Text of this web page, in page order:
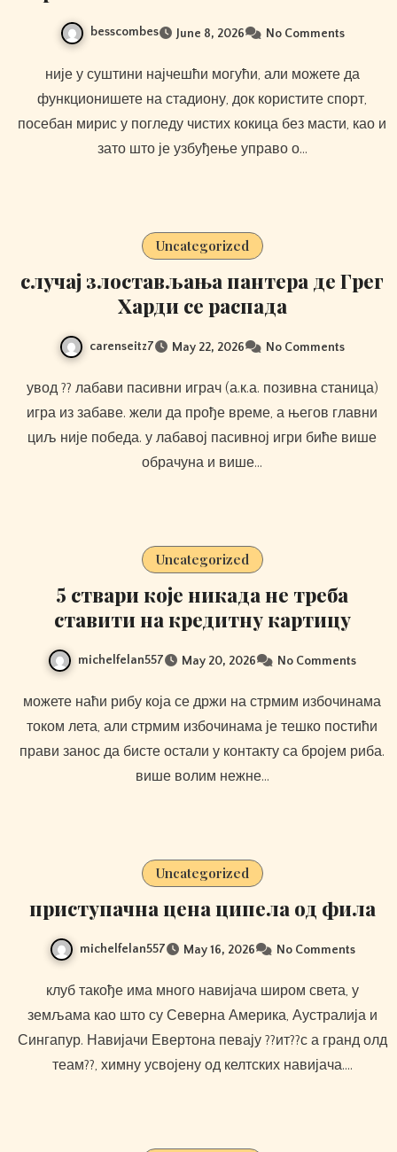
besscombes June 8, 2026 No Comments
није у суштини најчешћи могући, али можете да
функционишете на стадиону, док користите спорт,
посебан мирис у погледу чистих кокица без масти, као и
зато што је узбуђење управо о…
Uncategorized
случај злостављања пантера де Грег
Харди се распада
carenseitz7 May 22, 2026 No Comments
увод ?? лабави пасивни играч (а.к.а. позивна станица)
игра из забаве. жели да прође време, а његов главни
циљ није победа. у лабавој пасивној игри биће више
обрачуна и више…
Uncategorized
5 ствари које никада не треба
ставити на кредитну картицу
michelfelan557 May 20, 2026 No Comments
можете наћи рибу која се држи на стрмим избочинама
током лета, али стрмим избочинама је тешко постићи
прави занос да бисте остали у контакту са бројем риба.
више волим нежне…
Uncategorized
приступачна цена ципела од фила
michelfelan557 May 16, 2026 No Comments
клуб такође има много навијача широм света, у
земљама као што су Северна Америка, Аустралија и
Сингапур. Навијачи Евертона певају ??ит??с а гранд олд
теам??, химну усвојену од келтских навијача.…